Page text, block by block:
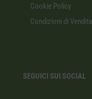
Cookie Policy
Condizioni di Vendita
SEGUICI SUI SOCIAL